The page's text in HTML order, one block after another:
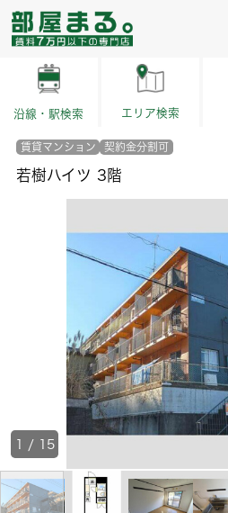
沿線・駅検索 エリア検索
賃貸マンション 契約金分割可
若樹ハイツ 3階
1 / 15